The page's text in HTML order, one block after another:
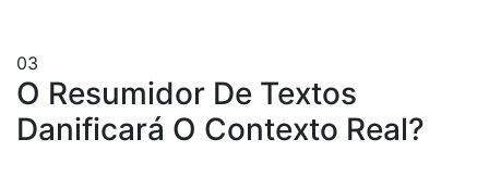
03
O Resumidor De Textos
Danificará O Contexto Real?